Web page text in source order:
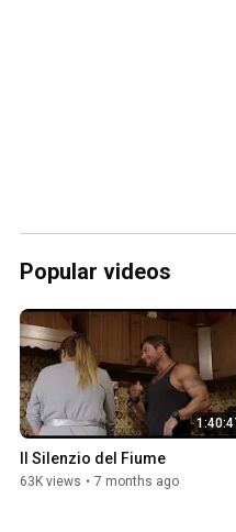
Popular videos
Il Silenzio del Fiume
63K views • 7 months ago